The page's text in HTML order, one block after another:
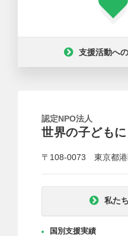
支援活動へ
認定NPO法人
世界の子ども
〒108-0073 東京都港
私た
国別支援実績